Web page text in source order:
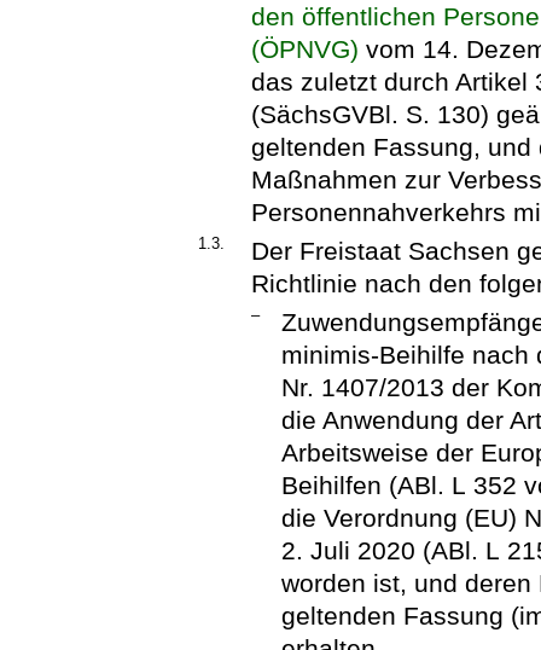
den öffentlichen
(ÖPNVG) vom 14.
das zuletzt durch Artikel
(SächsGVBl. S. 130)
geltenden Fassung,
Maßnahmen zur
Personennahverkehrs
1.3.
Der Freistaat Sachsen
Richtlinie nach den
–
minimis-Beihilfe nach
Nr. 1407/2013 der
die Anwendung der
Arbeitsweise der
Beihilfen (ABl. L 352
die Verordnung (EU)
2. Juli 2020 (ABl. L
worden ist, und
geltenden Fassung